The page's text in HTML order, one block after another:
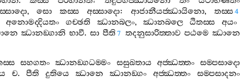
,සො කස‍්ස අස‍්සාදො:ආජානීයජ‍්ඣායිනො,තස‍්ස4
අනොමද‍්දියතං ගච‍්ඡති ඣානබලං, ඣානබලෙ ඨිතස‍්ස
අයං
ඣානඞ‍්ගානි භාවී. සා පීති 7 තදනුසාරිත‍්තාව පඨමෙ ඣානෙ
සහගතං ඣානඞ‍්ගධම‍්මං සසුඛතාය අජ‍්ඣත‍්තං සම‍්පසාදො
ච. පීති දුතියෙ ඣානෙ ඣානඞ‍්ගං අජ‍්ඣත‍්තං
සම‍්පසාදනං